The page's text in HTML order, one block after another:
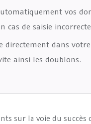
vos
cas de saisie
directement dans
ainsi les doublons.
sur la voie du